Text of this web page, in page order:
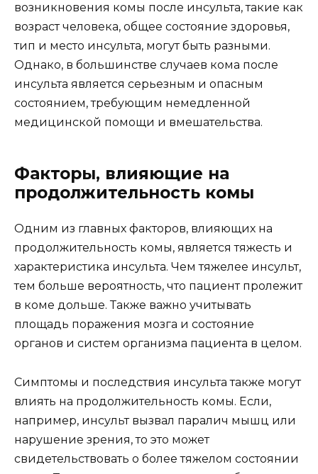
возникновения комы после инсульта, такие как
возраст человека, общее состояние здоровья,
тип и место инсульта, могут быть разными.
Однако, в большинстве случаев кома после
инсульта является серьезным и опасным
состоянием, требующим немедленной
медицинской помощи и вмешательства.
Факторы, влияющие на
продолжительность комы
Одним из главных факторов, влияющих на
продолжительность комы, является тяжесть и
характеристика инсульта. Чем тяжелее инсульт,
тем больше вероятность, что пациент пролежит
в коме дольше. Также важно учитывать
площадь поражения мозга и состояние
органов и систем организма пациента в целом.
Симптомы и последствия инсульта также могут
влиять на продолжительность комы. Если,
например, инсульт вызвал паралич мышц или
нарушение зрения, то это может
свидетельствовать о более тяжелом состоянии